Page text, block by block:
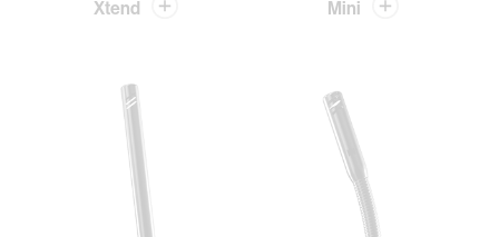
Xtend Mini